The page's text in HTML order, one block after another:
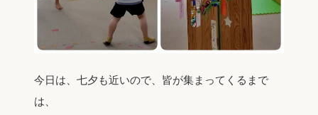
今日は、七夕も近いので、皆が集まってくるまで
は、